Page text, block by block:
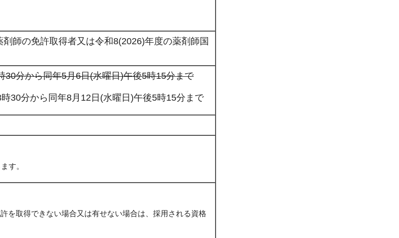
師の免許取得者又は令和8(2026)年度の薬剤師国
分から同年5月6日(水曜日)午後5時15分まで
30分から同年8月12日(水曜日)午後5時15分まで
す。
を取得できない場合又は有せない場合は、採用される資格